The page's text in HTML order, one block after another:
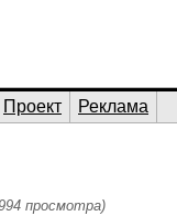
Проект Реклама
просмотра)